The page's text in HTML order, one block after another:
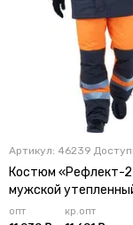
Артикул: 46239
Костюм «Рефлект-
мужской
оранжевый с п/к
опт кр.опт